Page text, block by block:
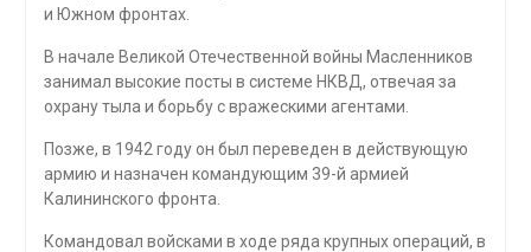
и Южном фронтах.
В начале Великой Отечественной войны Масленников
занимал высокие посты в системе НКВД, отвечая за
охрану тыла и борьбу с вражескими агентами.
Позже, в 1942 году он был переведен в действующую
армию и назначен командующим 39-й армией
Калининского фронта.
Командовал войсками в ходе ряда крупных операций, в